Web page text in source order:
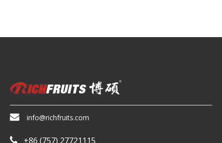
 info@richfruits.com
 +86 (757) 27721115